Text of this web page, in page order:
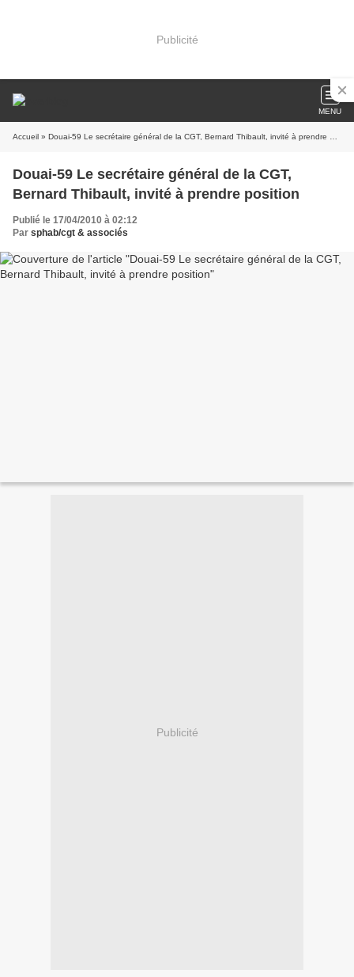
Publicité
MENU
Accueil » Douai-59 Le secrétaire général de la CGT, Bernard Thibault, invité à prendre position
Douai-59 Le secrétaire général de la CGT,
Bernard Thibault, invité à prendre position
Publié le 17/04/2010 à 02:12
Par sphab/cgt & associés
Publicité